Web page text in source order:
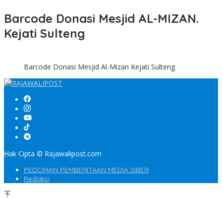
Barcode Donasi Mesjid AL-MIZAN.
Kejati Sulteng
Barcode Donasi Mesjid Al-Mizan Kejati Sulteng
Hak Cipta © Rajawalipost.com
PEDOMAN PEMBERITAAN MEDIA SIBER
Redaksi